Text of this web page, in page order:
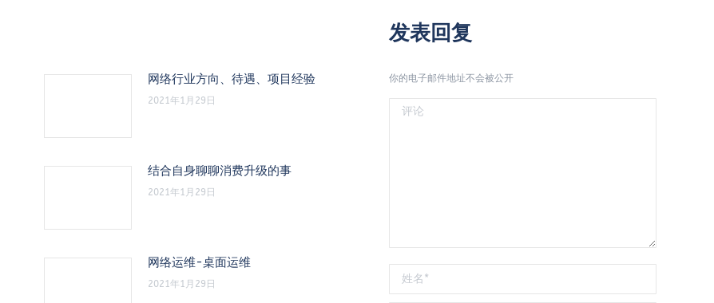
网络行业方向、待遇、项目经验
2021年1月29日
结合自身聊聊消费升级的事
2021年1月29日
网络运维-桌面运维
2021年1月29日
发表回复
你的电子邮件地址不会被公开
评论
姓名 *